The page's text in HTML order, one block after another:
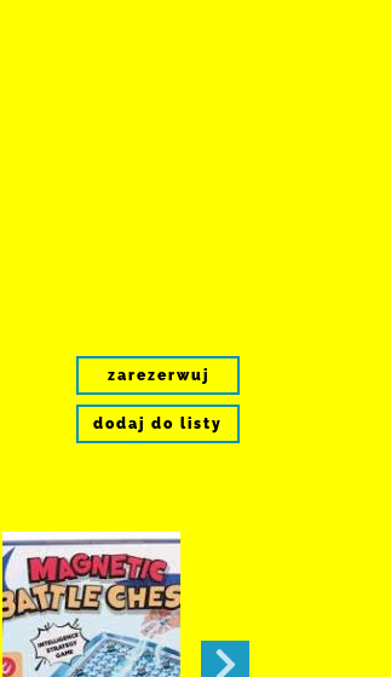
zarezerwuj
dodaj do listy